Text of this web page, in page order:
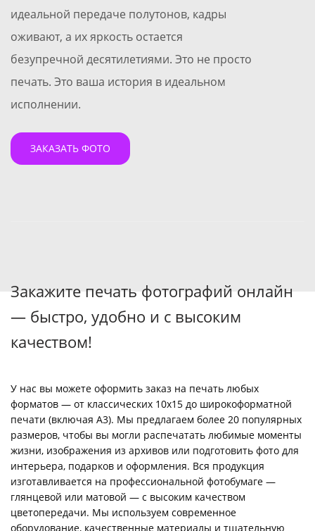
идеальной передаче полутонов, кадры
оживают, а их яркость остается
безупречной десятилетиями. Это не просто
печать. Это ваша история в идеальном
исполнении.
ЗАКАЗАТЬ ФОТО
Закажите печать фотографий онлайн
— быстро, удобно и с высоким
качеством!
У нас вы можете оформить заказ на печать любых
форматов — от классических 10х15 до широкоформатной
печати (включая А3). Мы предлагаем более 20 популярных
размеров, чтобы вы могли распечатать любимые моменты
жизни, изображения из архивов или подготовить фото для
интерьера, подарков и оформления. Вся продукция
изготавливается на профессиональной фотобумаге —
глянцевой или матовой — с высоким качеством
цветопередачи. Мы используем современное
оборудование, качественные материалы и тщательную